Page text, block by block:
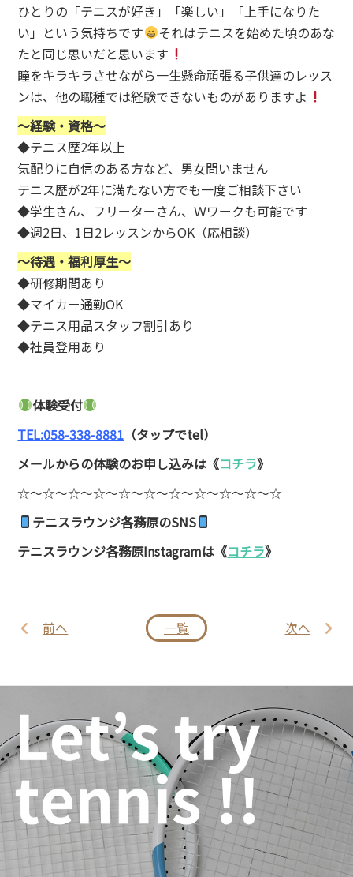
ひとりの「テニスが好き」「楽しい」「上手になりた
い」という気持ちです
それはテニスを始めた頃のあな
たと同じ思いだと思います
瞳をキラキラさせながら一生懸命頑張る子供達のレッス
ンは、他の職種では経験できないものがありますよ
〜経験・資格〜
◆テニス歴2年以上
気配りに自信のある方など、男女問いません
テニス歴が2年に満たない方でも一度ご相談下さい
◆学生さん、フリーターさん、Ｗワークも可能です
◆週2日、1日2レッスンからOK（応相談）
〜待遇・福利厚生〜
◆研修期間あり
◆マイカー通勤OK
◆テニス用品スタッフ割引あり
◆社員登用あり
体験受付
TEL:058-338-8881 （タップでtel）
メールからの体験のお申し込みは《コチラ》
☆〜☆〜☆〜☆〜☆〜☆〜☆〜☆〜☆〜☆〜☆
テニスラウンジ各務原のSNS
テニスラウンジ各務原Instagramは《コチラ》
前へ 一覧 次へ